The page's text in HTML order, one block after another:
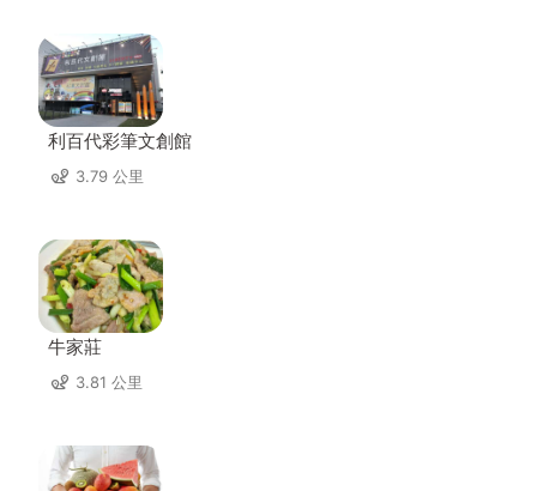
利百代彩筆文創館
3.79 公里
牛家莊
3.81 公里